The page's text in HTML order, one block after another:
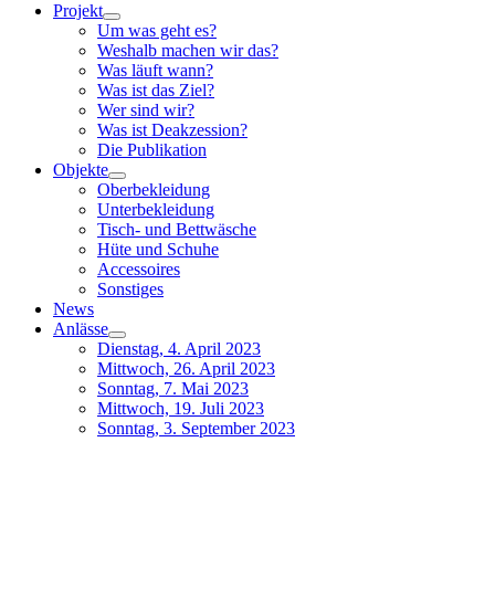
Projekt
Um was geht es?
Weshalb machen wir das?
Was läuft wann?
Was ist das Ziel?
Wer sind wir?
Was ist Deakzession?
Die Publikation
Objekte
Oberbekleidung
Unterbekleidung
Tisch- und Bettwäsche
Hüte und Schuhe
Accessoires
Sonstiges
News
Anlässe
Dienstag, 4. April 2023
Mittwoch, 26. April 2023
Sonntag, 7. Mai 2023
Mittwoch, 19. Juli 2023
Sonntag, 3. September 2023